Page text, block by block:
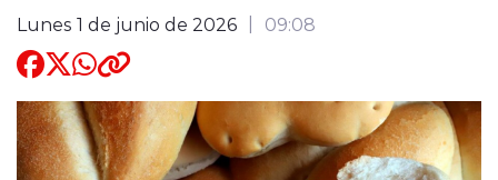
Deportes
Entrevistas
Quienes Somos
Lunes 1 de junio de 2026 09:08